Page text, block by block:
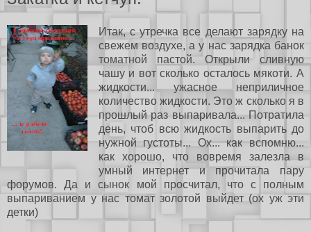
Итак, с утречка все делают зарядку на
свежем воздухе, а у нас зарядка банок
томатной пастой. Открыли сливную
чашу и вот сколько осталось мякоти. А
жидкости... ужасное неприличное
количество жидкости. Это ж сколько я в
прошлый раз выпаривала... Потратила
день, чтоб всю жидкость выпарить до
нужной густоты... Ох... как вспомню...
как хорошо, что вовремя залезла в
умный интернет и прочитала пару
форумов. Да и сынок мой просчитал, что с полным
выпариванием у нас томат золотой выйдет (ох уж эти
детки)